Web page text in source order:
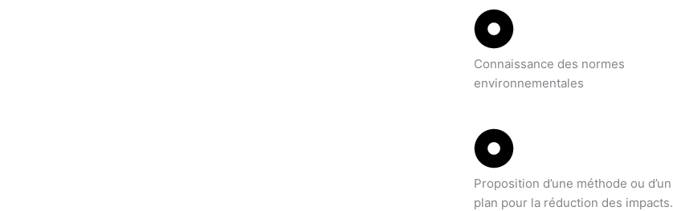
Connaissance des normes
environnementales
Proposition d’une méthode ou d’un
plan pour la réduction des impacts.